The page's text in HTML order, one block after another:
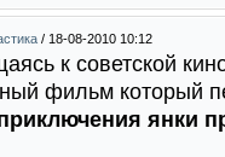
/ 18-08-2010 10:12
к советской
фильм который
янки